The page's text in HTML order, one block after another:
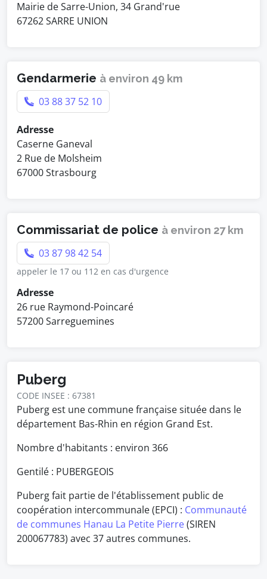
Mairie de Sarre-Union, 34 Grand'rue
67262 SARRE UNION
Gendarmerie à environ 49 km
03 88 37 52 10
Adresse
Caserne Ganeval
2 Rue de Molsheim
67000 Strasbourg
Commissariat de police à environ 27 km
03 87 98 42 54
appeler le 17 ou 112 en cas d'urgence
Adresse
26 rue Raymond-Poincaré
57200 Sarreguemines
Puberg
CODE INSEE : 67381
Puberg est une commune française située dans le
département Bas-Rhin en région Grand Est.
Nombre d'habitants : environ 366
Gentilé : PUBERGEOIS
Puberg fait partie de l'établissement public de
coopération intercommunale (EPCI) : Communauté
de communes Hanau La Petite Pierre(SIREN
200067783) avec 37 autres communes.